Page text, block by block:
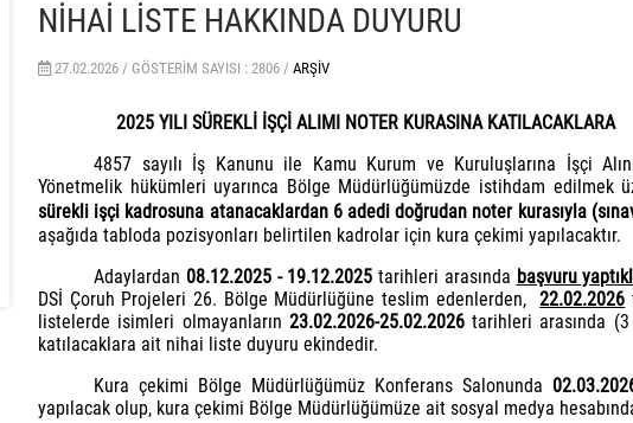
NİHAİ LİSTE HAKKINDA DUYURU
27.02.2026 / GÖSTERIM SAYISI : 2806 / ARŞIV
2025 YILI SÜREKLİ İŞÇİ ALIMI NOTER KURASINA KATILACAKLARA
4857 sayılı İş Kanunu ile Kamu Kurum ve Kuruluşlarına İşçi
Yönetmelik hükümleri uyarınca Bölge Müdürlüğümüzde istihdam edilmek
sürekli işçi kadrosuna atanacaklardan 6 adedi doğrudan noter kurasıyla
aşağıda tabloda pozisyonları belirtilen kadrolar için kura çekimi yapılacaktır.
Adaylardan 08.12.2025 - 19.12.2025tarihleri arasında başvuru
DSİ Çoruh Projeleri 26. Bölge Müdürlüğüne teslim edenlerden, 22.02.2026
listelerde isimleri olmayanların 23.02.2026-25.02.2026tarihleri arasında
katılacaklara ait nihai liste duyuru ekindedir.
Kura çekimi Bölge Müdürlüğümüz Konferans Salonunda
yapılacak olup, kura çekimi Bölge Müdürlüğümüze ait sosyal medya